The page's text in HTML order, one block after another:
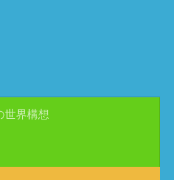
世界構想